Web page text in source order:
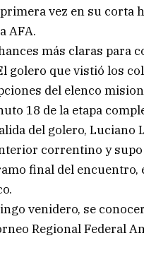
vez en su corta
AFA.
más claras para
golero que vistió los
del elenco
18 de la etapa
del golero, Luciano
correntino y
final del encuentro,
venidero, se
Regional Federal